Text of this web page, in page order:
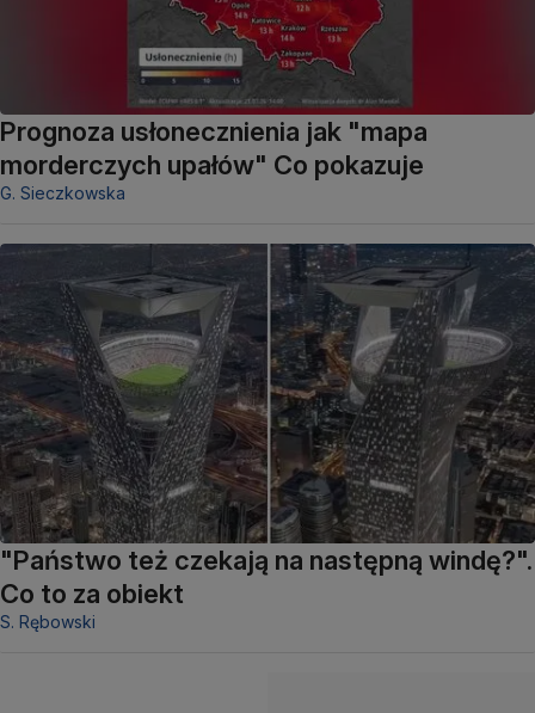
Prognoza usłonecznienia jak "mapa
morderczych upałów" Co pokazuje
G. Sieczkowska
"Państwo też czekają na następną windę?".
Co to za obiekt
S. Rębowski